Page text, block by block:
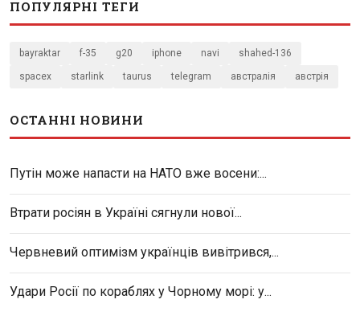
ПОПУЛЯРНІ ТЕГИ
bayraktar f-35 g20 iphone navi shahed-136
spacex starlink taurus telegram австралія австрія
ОСТАННІ НОВИНИ
Путін може напасти на НАТО вже восени:...
Втрати росіян в Україні сягнули нової...
Червневий оптимізм українців вивітрився,...
Удари Росії по кораблях у Чорному морі: у...